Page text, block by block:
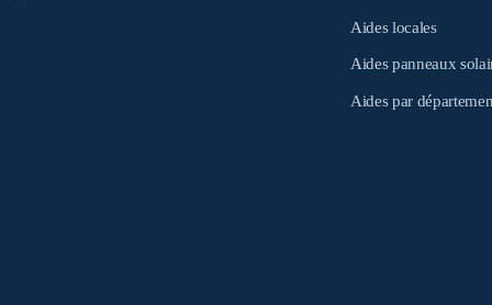
Aides locales
Aides panneaux
Aides par